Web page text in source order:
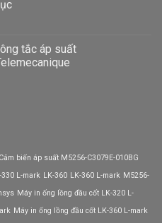
tắc áp suất
Cảm biến áp suất M5256-C3079E-010BG
330 L-mark LK-360 LK-360 L-mark M5256-
Máy in ống lồng đầu cốt LK-320 L-
Máy in ống lồng đầu cốt LK-360 L-mark